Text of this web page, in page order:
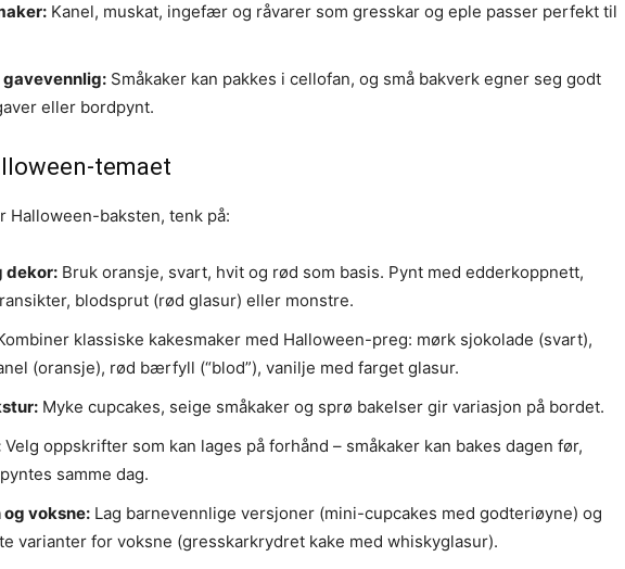
Kanel, muskat, ingefær og råvarer som gresskar og eple passer perfekt til
Småkaker kan pakkes i cellofan, og små bakverk egner seg godt
eller bordpynt.
temaet
Halloween-baksten, tenk på:
dekor: Bruk oransje, svart, hvit og rød som basis. Pynt med edderkoppnett,
blodsprut (rød glasur) eller monstre.
klassiske kakesmaker med Halloween-preg: mørk sjokolade (svart),
(oransje), rød bærfyll (“blod”), vanilje med farget glasur.
Myke cupcakes, seige småkaker og sprø bakelser gir variasjon på bordet.
Velg oppskrifter som kan lages på forhånd – småkaker kan bakes dagen før,
samme dag.
og voksne: Lag barnevennlige versjoner (mini-cupcakes med godteriøyne) og
varianter for voksne (gresskarkrydret kake med whiskyglasur).